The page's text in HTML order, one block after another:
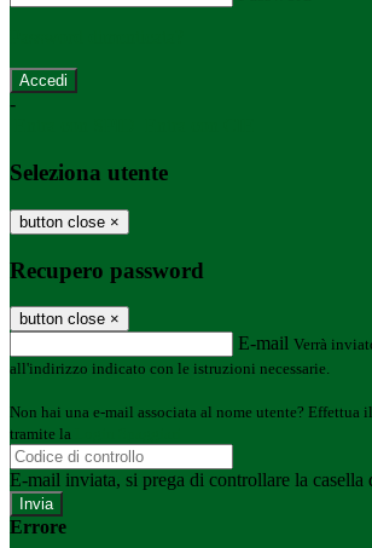
-
Seleziona utente
button close ×
Recupero password
button close ×
E-mail Verrà
all'indirizzo indicato con le istruzioni necessarie.
Non hai una e-mail associata al nome utente? Effettua
tramite la
E-mail inviata, si prega di controllare la casella
Errore